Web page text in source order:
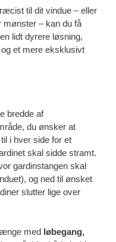
til dit vindue – eller
– kan du få
lidt dyrere løsning,
et mere eksklusivt
bredde af
du ønsker at
i hver side for et
skal sidde stramt.
gardinstangen skal
og ned til ønsket
slutter lige over
med løbegang,